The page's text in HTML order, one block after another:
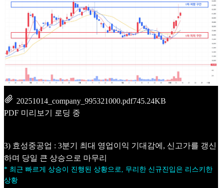
20251014_company_995321000.pdf745.24KB
PDF 미리보기 로딩 중
3) 효성중공업 : 3분기 최대 영업이익 기대감에, 신고가를 갱신
하며 당일 큰 상승으로 마무리
* 최근 빠르게 상승이 진행된 상황으로, 무리한 신규진입은 리스키한
상황